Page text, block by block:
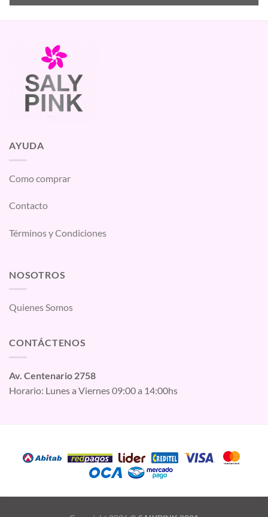
AYUDA
Como comprar
Contacto
Términos y Condiciones
NOSOTROS
Quienes Somos
CONTÁCTENOS
Av. Centenario 2758
Horario: Lunes a Viernes 09:00 a 14:00hs